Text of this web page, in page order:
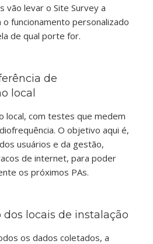
vão levar o Site Survey a
funcionamento personalizado
de qual porte for.
de
local
local, com testes que medem
O objetivo aqui é,
usuários e da gestão,
de internet, para poder
os próximos PAs.
locais de instalação
os dados coletados, a